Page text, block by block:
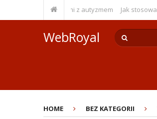
pracy z osobami z autyzmem Jak stosować
WebRoyal
HOME BEZ KATEGORII